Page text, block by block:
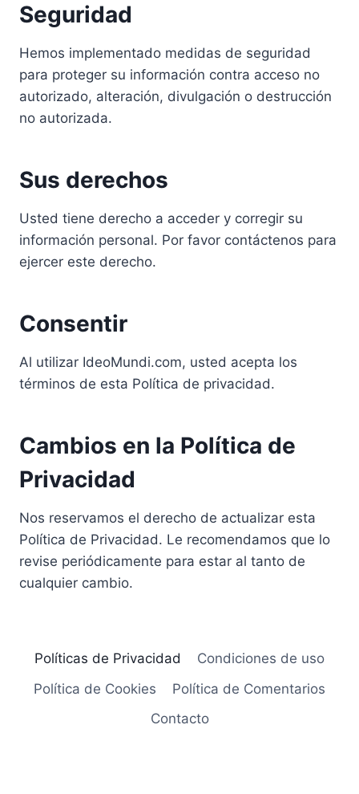
Seguridad
Hemos implementado medidas de seguridad
para proteger su información contra acceso no
autorizado, alteración, divulgación o destrucción
no autorizada.
Sus derechos
Usted tiene derecho a acceder y corregir su
información personal. Por favor contáctenos para
ejercer este derecho.
Consentir
Al utilizar IdeoMundi.com, usted acepta los
términos de esta Política de privacidad.
Cambios en la Política de
Privacidad
Nos reservamos el derecho de actualizar esta
Política de Privacidad. Le recomendamos que lo
revise periódicamente para estar al tanto de
cualquier cambio.
Políticas de Privacidad
Condiciones de uso
Política de Cookies
Política de Comentarios
Contacto